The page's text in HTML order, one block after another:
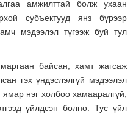
амжилттай болж ухаан
субъектууд янз бүрээр
мэдээлэл түгээж буй тул
байсан, хамт жагсаж
гэх үндэслэлгүй мэдээлэл
нэг холбоо хамааралгүй,
үйлдсэн болно. Тус үйл